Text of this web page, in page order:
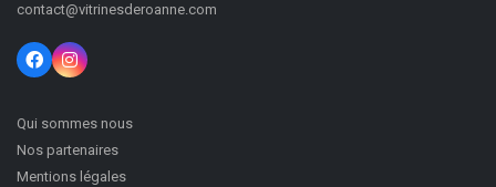
contact@vitrinesderoanne.com
Qui sommes nous
Nos partenaires
Mentions légales